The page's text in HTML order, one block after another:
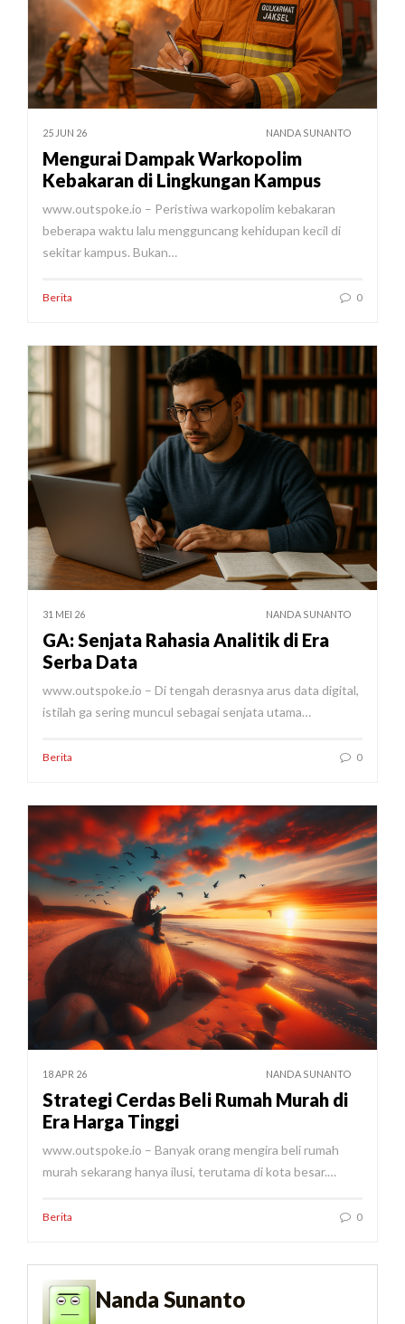
25 JUN 26 NANDA SUNANTO
Mengurai Dampak Warkopolim
Kebakaran di Lingkungan Kampus
www.outspoke.io – Peristiwa warkopolim kebakaran
beberapa waktu lalu mengguncang kehidupan kecil di
sekitar kampus. Bukan…
Berita 0
31 MEI 26 NANDA SUNANTO
GA: Senjata Rahasia Analitik di Era
Serba Data
www.outspoke.io – Di tengah derasnya arus data digital,
istilah ga sering muncul sebagai senjata utama…
Berita 0
18 APR 26 NANDA SUNANTO
Strategi Cerdas Beli Rumah Murah di
Era Harga Tinggi
www.outspoke.io – Banyak orang mengira beli rumah
murah sekarang hanya ilusi, terutama di kota besar.…
Berita 0
Nanda Sunanto